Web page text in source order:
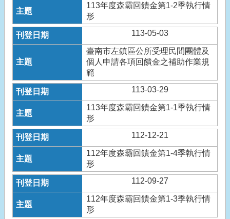
113年度森霸回饋金第1-2季執行情
形
113-05-03
臺南市左鎮區公所受理民間團體及
個人申請各項回饋金之補助作業規
範
113-03-29
113年度森霸回饋金第1-1季執行情
形
112-12-21
112年度森霸回饋金第1-4季執行情
形
112-09-27
112年度森霸回饋金第1-3季執行情
形